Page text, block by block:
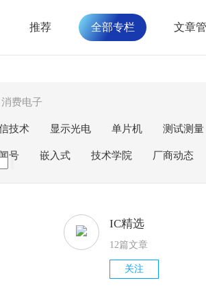
消费电子
技术 显示光电 单片机 测试测量
号 嵌入式 技术学院 厂商动态
IC精选
12篇文章
关注
推荐 全部专栏 文章